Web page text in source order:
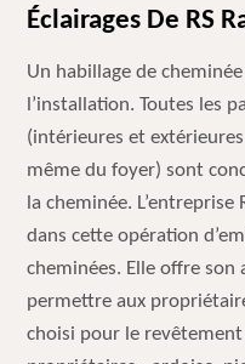
Éclairages De RS
Un habillage de
l’installation. Toutes les
(intérieures et
même du foyer) sont
la cheminée.
dans cette opération
cheminées. Elle offre
permettre aux
choisi pour le